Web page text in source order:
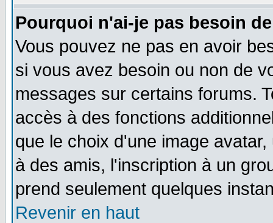
Pourquoi n'ai-je pas besoin
Vous pouvez ne pas en avoir
si vous avez besoin ou non de
messages sur certains forums.
accès à des fonctions
que le choix d'une image
à des amis, l'inscription à un
prend seulement quelques
Revenir en haut